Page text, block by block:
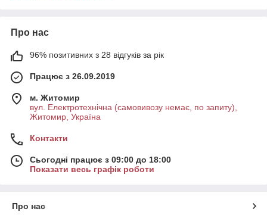
Про нас
96% позитивних з 28 відгуків за рік
Працює з 26.09.2019
м. Житомир
вул. Електротехнічна (самовивозу немає, по запиту),
Житомир, Україна
Контакти
Сьогодні працює з 09:00 до 18:00
Показати весь графік роботи
Про нас